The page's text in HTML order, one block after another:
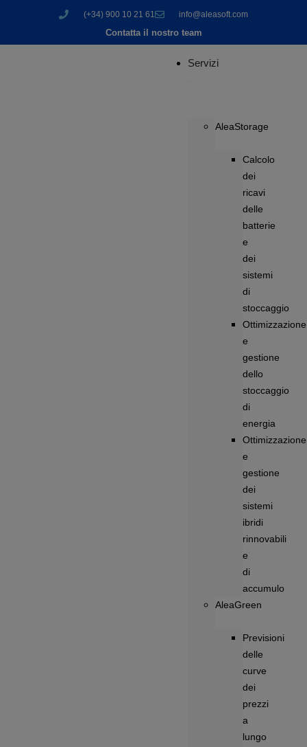
(+34) 900 10 21 61 info@aleasoft.com
Contatta il nostro team
Servizi
AleaStorage
Calcolo
dei
ricavi
delle
batterie
e
dei
sistemi
di
stoccaggio
Ottimizzazione
e
gestione
dello
stoccaggio
di
energia
Ottimizzazione
e
gestione
dei
sistemi
ibridi
rinnovabili
e
di
accumulo
AleaGreen
Previsioni
delle
curve
dei
prezzi
a
lungo